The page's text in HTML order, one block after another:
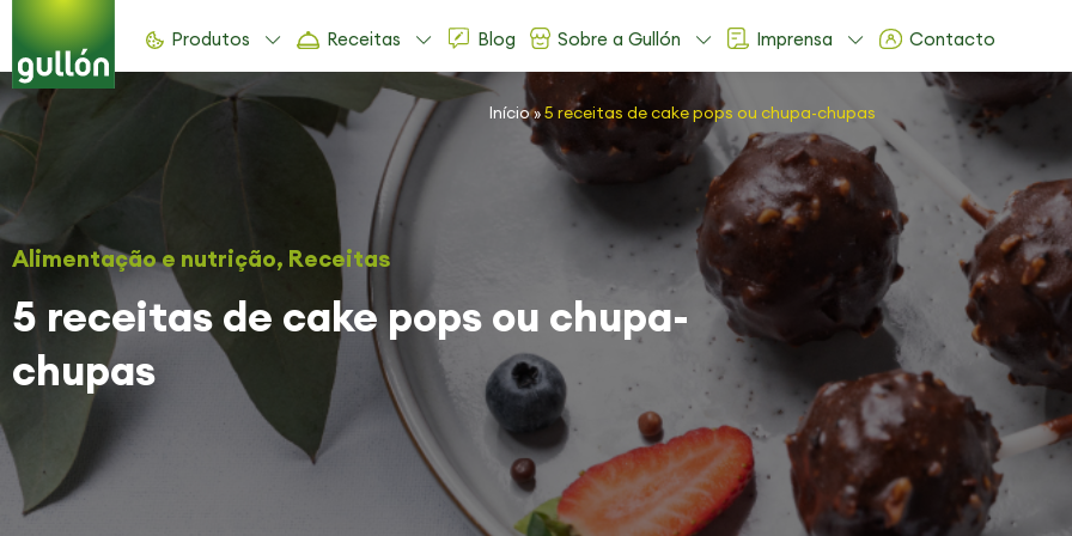
Produtos Receitas Blog Sobre a Gullón Imprensa Contacto
Início»5 receitas de cake pops ou chupa-chupas
Alimentação e nutrição, Receitas
5 receitas de cake pops ou chupa-
chupas